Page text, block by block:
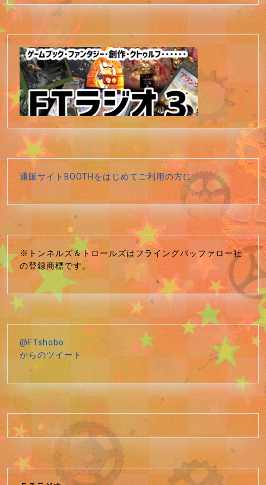
通販サイトBOOTHをはじめてご利用の方に
※トンネルズ＆トロールズはフライングバッファロー社
の登録商標です。
@FTshobo
からのツイート